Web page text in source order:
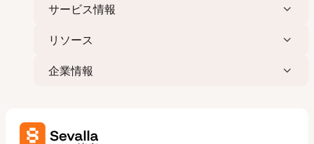
サービス情報
リソース
企業情報